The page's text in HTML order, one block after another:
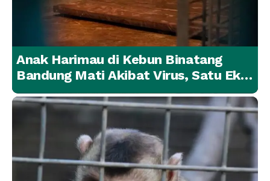
Anak Harimau di Kebun Binatang
Bandung Mati Akibat Virus, Satu Ekor
Lainnya Berangsur Membaik